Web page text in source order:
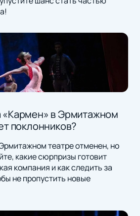
«Кармен» в Эрмитажном
поклонников?
театре отменен, но
какие сюрпризы готовит
компания и как следить за
не пропустить новые